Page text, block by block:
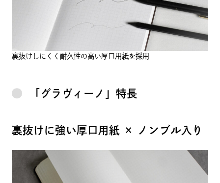
裏抜けしにくく耐久性の高い厚口用紙を採用
「グラヴィーノ」特長
裏抜けに強い厚口用紙 × ノンブル入り